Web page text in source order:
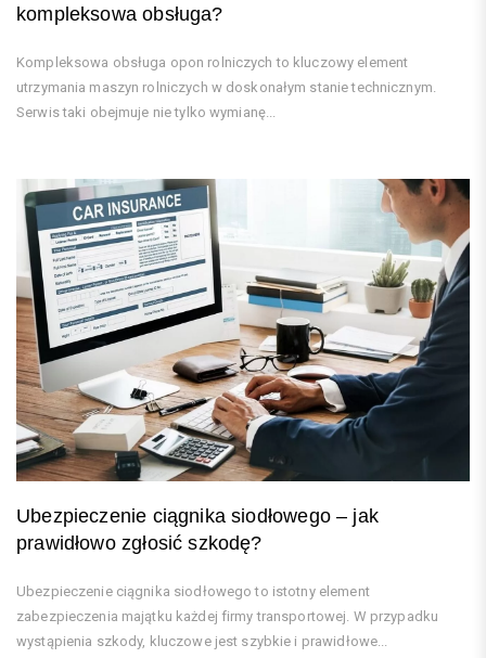
kompleksowa obsługa?
Kompleksowa obsługa opon rolniczych to kluczowy element
utrzymania maszyn rolniczych w doskonałym stanie technicznym.
Serwis taki obejmuje nie tylko wymianę...
Ubezpieczenie ciągnika siodłowego – jak
prawidłowo zgłosić szkodę?
Ubezpieczenie ciągnika siodłowego to istotny element
zabezpieczenia majątku każdej firmy transportowej. W przypadku
wystąpienia szkody, kluczowe jest szybkie i prawidłowe...